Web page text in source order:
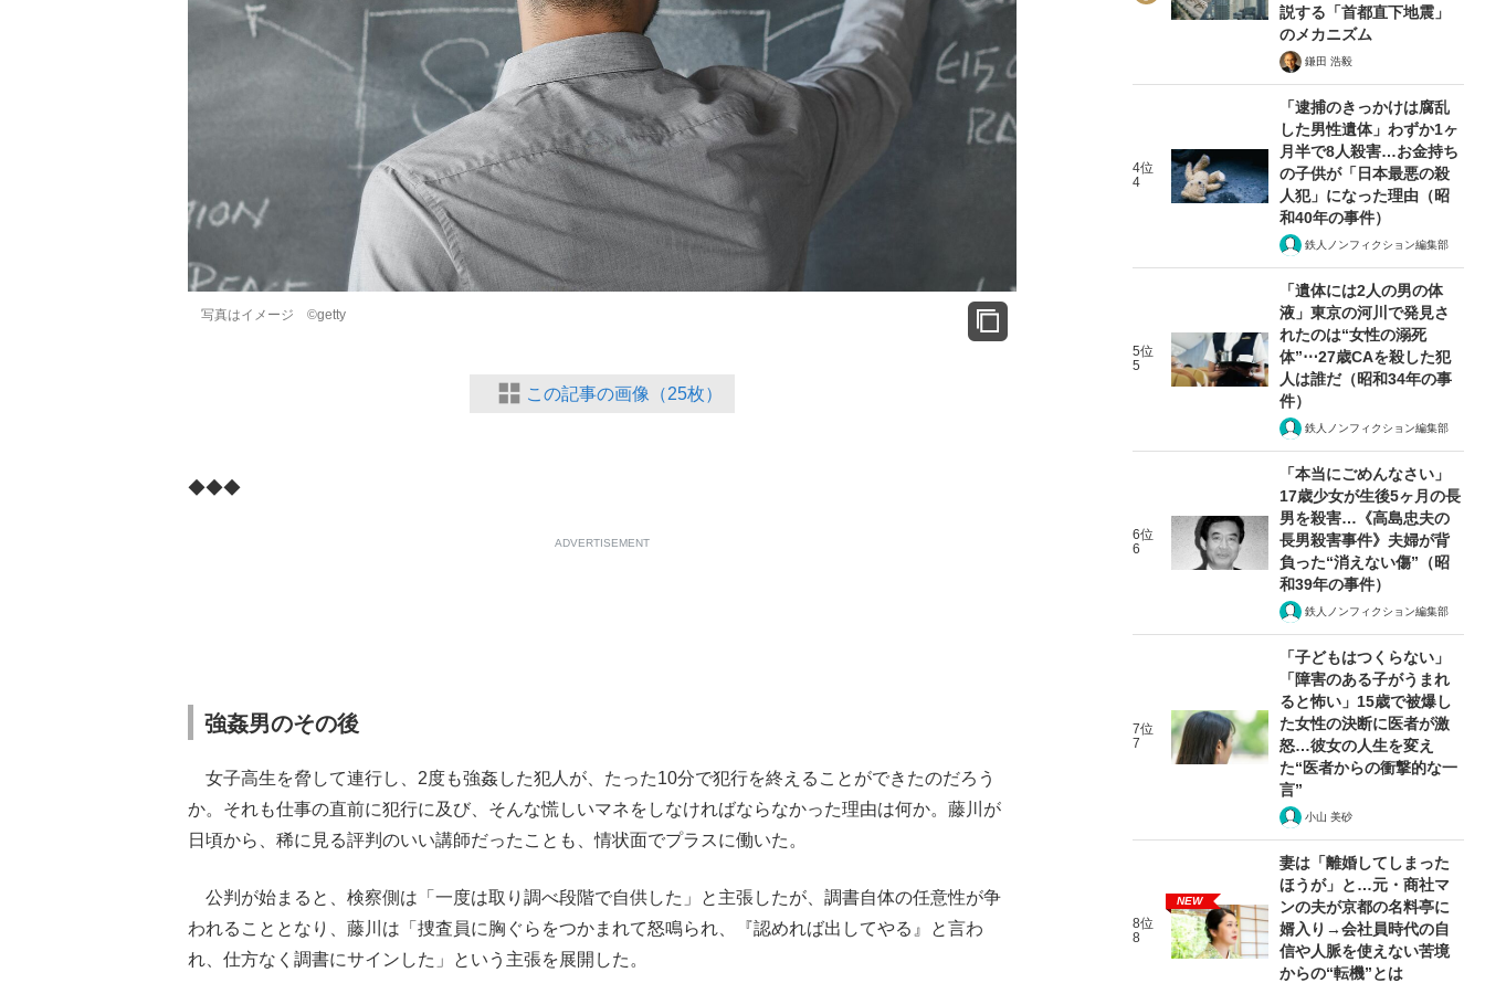
写真はイメージ ©getty
この記事の画像（25枚）
◆◆◆
ADVERTISEMENT
強姦男のその後
女子高生を脅して連行し、2度も強姦した犯人が、たった10分で犯行を終えることができたのだろう
か。それも仕事の直前に犯行に及び、そんな慌しいマネをしなければならなかった理由は何か。藤川が
日頃から、稀に見る評判のいい講師だったことも、情状面でプラスに働いた。
公判が始まると、検察側は「一度は取り調べ段階で自供した」と主張したが、調書自体の任意性が争
われることとなり、藤川は「捜査員に胸ぐらをつかまれて怒鳴られ、『認めれば出してやる』と言わ
れ、仕方なく調書にサインした」という主張を展開した。
説する「首都直下地震」
のメカニズム
鎌田 浩毅
4位
4
「逮捕のきっかけは腐乱
した男性遺体」わずか1ヶ
月半で8人殺害…お金持ち
の子供が「日本最悪の殺
人犯」になった理由（昭
和40年の事件）
鉄人ノンフィクション編集部
5位
5
「遺体には2人の男の体
液」東京の河川で発見さ
れたのは“女性の溺死
体”⋯27歳CAを殺した犯
人は誰だ（昭和34年の事
件）
鉄人ノンフィクション編集部
6位
6
「本当にごめんなさい」
17歳少女が生後5ヶ月の長
男を殺害…《高島忠夫の
長男殺害事件》夫婦が背
負った“消えない傷”（昭
和39年の事件）
鉄人ノンフィクション編集部
7位
7
「子どもはつくらない」
「障害のある子がうまれ
ると怖い」15歳で被爆し
た女性の決断に医者が激
怒…彼女の人生を変え
た“医者からの衝撃的な一
言”
小山 美砂
8位
8
NEW
妻は「離婚してしまった
ほうが」と…元・商社マ
ンの夫が京都の名料亭に
婿入り→会社員時代の自
信や人脈を使えない苦境
からの“転機”とは